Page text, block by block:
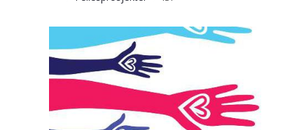
ISP - Senter for omsorgsforskning